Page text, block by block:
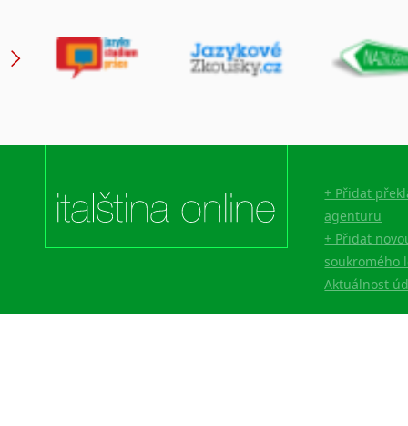
+ Přidat
agenturu
+ Přidat
soukromého
Aktuálnost